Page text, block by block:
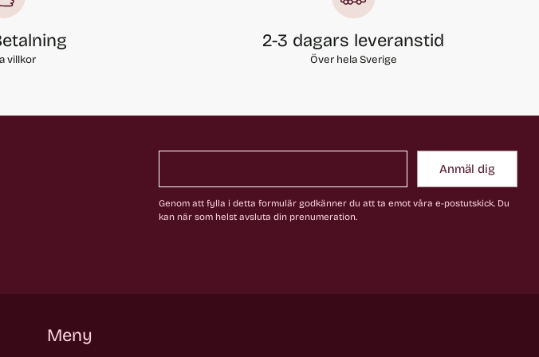
villkor
2-3 dagars leveranstid
Över hela Sverige
Anmäl dig
Genom att fylla i detta formulär godkänner du att ta emot våra e-postutskick. Du
kan när som helst avsluta din prenumeration.
Meny